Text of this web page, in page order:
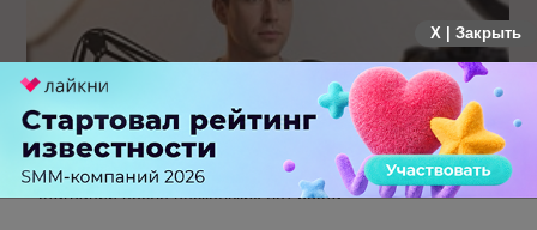
Российский рынок инфлюенс-маркетинга вошел в фазу
стагнации после нескольких лет роста
X | Закрыть